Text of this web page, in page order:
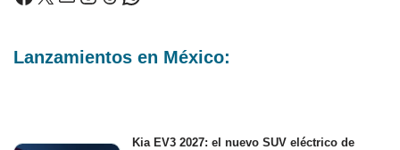
Lanzamientos en México:
Kia EV3 2027: el nuevo SUV eléctrico de